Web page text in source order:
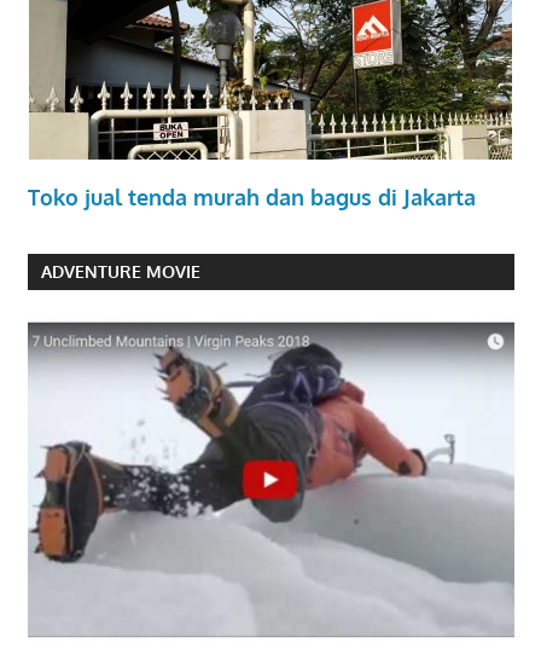
Toko jual tenda murah dan bagus di Jakarta
ADVENTURE MOVIE